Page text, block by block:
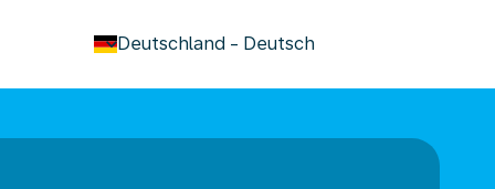
Deutschland - Deutsch
keyboard_arrow_down